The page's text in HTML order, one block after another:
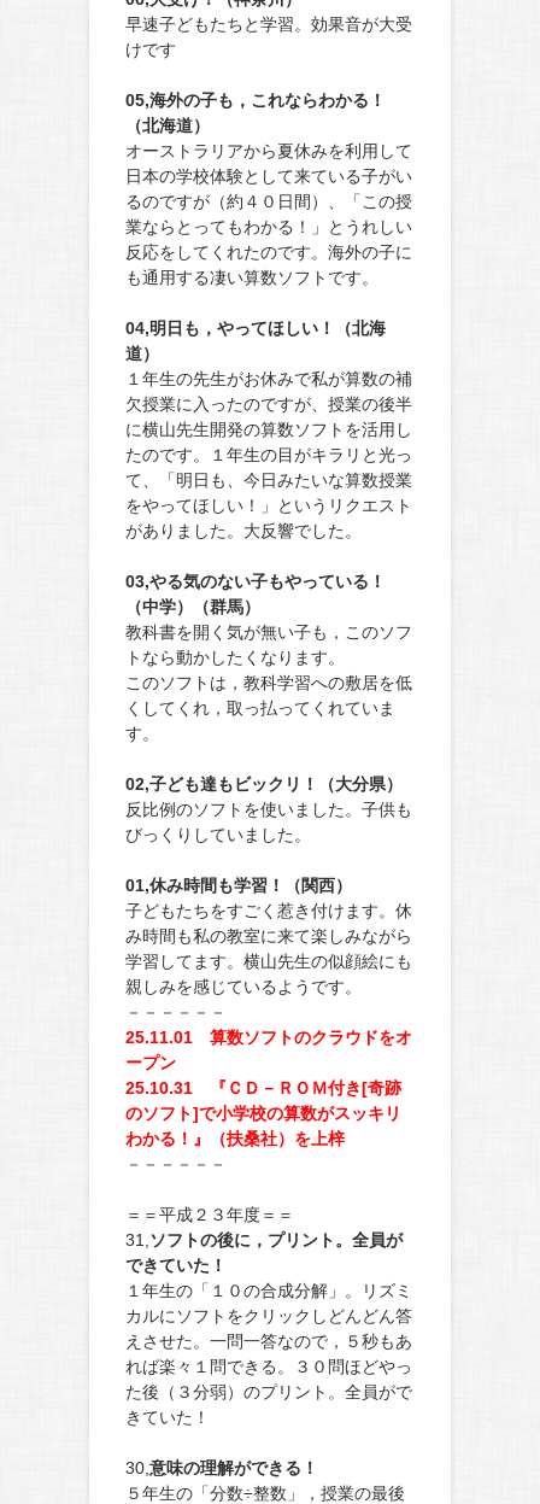
早速子どもたちと学習。効果音が大受
けです
05,海外の子も，これならわかる！
（北海道）
オーストラリアから夏休みを利用して
日本の学校体験として来ている子がい
るのですが（約４０日間）、「この授
業ならとってもわかる！」とうれしい
反応をしてくれたのです。海外の子に
も通用する凄い算数ソフトです。
04,明日も，やってほしい！（北海
道）
１年生の先生がお休みで私が算数の補
欠授業に入ったのですが、授業の後半
に横山先生開発の算数ソフトを活用し
たのです。１年生の目がキラリと光っ
て、「明日も、今日みたいな算数授業
をやってほしい！」というリクエスト
がありました。大反響でした。
03,やる気のない子もやっている！
（中学）（群馬）
教科書を開く気が無い子も，このソフ
トなら動かしたくなります。
このソフトは，教科学習への敷居を低
くしてくれ，取っ払ってくれていま
す。
02,子ども達もビックリ！（大分県）
反比例のソフトを使いました。子供も
びっくりしていました。
01,休み時間も学習！（関西）
子どもたちをすごく惹き付けます。休
み時間も私の教室に来て楽しみながら
学習してます。横山先生の似顔絵にも
親しみを感じているようです。
－－－－－－
25.11.01 算数ソフトのクラウドをオ
ープン
25.10.31 『ＣＤ－ＲＯＭ付き[奇跡
のソフト]で小学校の算数がスッキリ
わかる！』（扶桑社）を上梓
－－－－－－
＝＝平成２３年度＝＝
31, ソフトの後に，プリント。全員が
できていた！
１年生の「１０の合成分解」。リズミ
カルにソフトをクリックしどんどん答
えさせた。一問一答なので，５秒もあ
れば楽々１問できる。３０問ほどやっ
た後（３分弱）のプリント。全員がで
きていた！
30, 意味の理解ができる！
５年生の「分数÷整数」，授業の最後